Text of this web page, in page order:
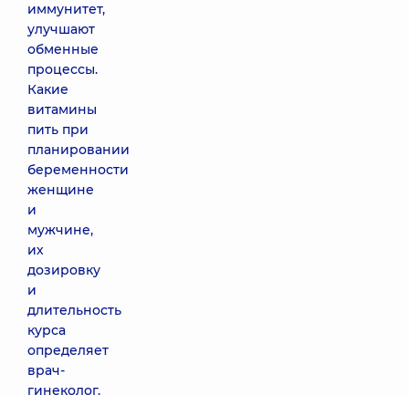
иммунитет,
улучшают
обменные
процессы.
Какие
витамины
пить при
планировании
беременности
женщине
и
мужчине,
их
дозировку
и
длительность
курса
определяет
врач-
гинеколог.